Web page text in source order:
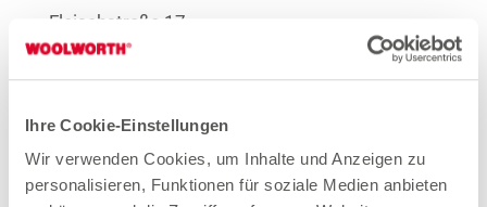
Ihre Cookie-Einstellungen
Wir verwenden Cookies, um Inhalte und Anzeigen zu
personalisieren, Funktionen für soziale Medien anbieten
Fleischstraße 17
96047 Bamberg
2.84 km
Öffnungszeiten
Mo. - Sa. 09:30 - 19:00 Uhr